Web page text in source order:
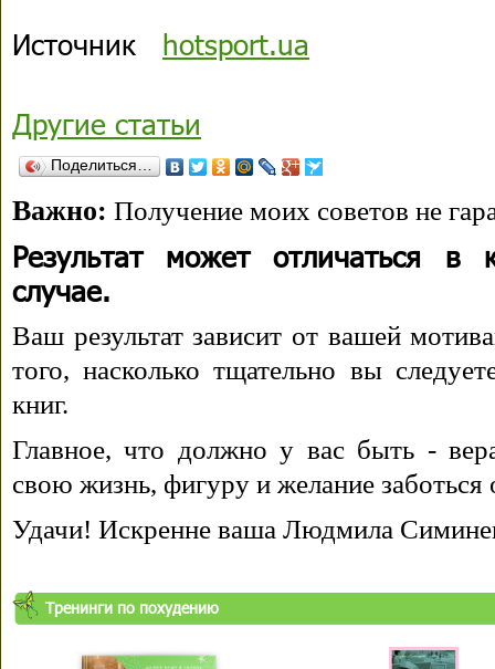
Источник hotsport.ua
Другие статьи
Поделиться…
Важно: Получение моих советов не
Результат может отличаться в
случае.
Ваш результат зависит от вашей
того, насколько тщательно вы
книг.
Главное, что должно у вас быть -
свою жизнь, фигуру и желание заботься
Удачи! Искренне ваша Людмила
Тренинги по похудению